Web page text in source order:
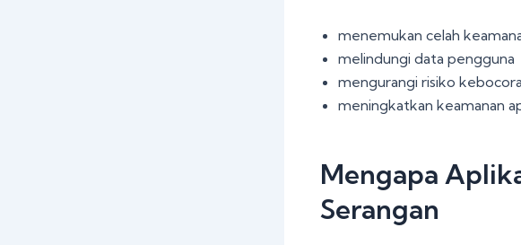
menemukan celah
melindungi data pengguna
mengurangi risiko
meningkatkan keamanan
Mengapa
Serangan